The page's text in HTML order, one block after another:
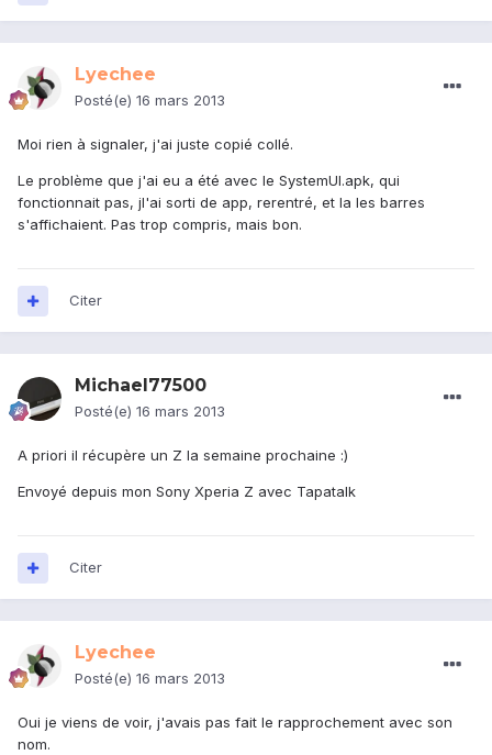
Lyechee
Posté(e) 16 mars 2013
Moi rien à signaler, j'ai juste copié collé.
Le problème que j'ai eu a été avec le SystemUI.apk, qui
fonctionnait pas, jl'ai sorti de app, rerentré, et la les barres
s'affichaient. Pas trop compris, mais bon.
Citer
Michael77500
Posté(e) 16 mars 2013
A priori il récupère un Z la semaine prochaine :)
Envoyé depuis mon Sony Xperia Z avec Tapatalk
Citer
Lyechee
Posté(e) 16 mars 2013
Oui je viens de voir, j'avais pas fait le rapprochement avec son
nom.